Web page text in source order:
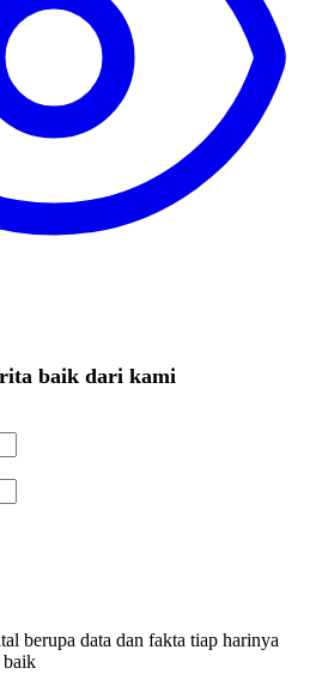
baik dari kami
berupa data dan fakta tiap harinya
baik